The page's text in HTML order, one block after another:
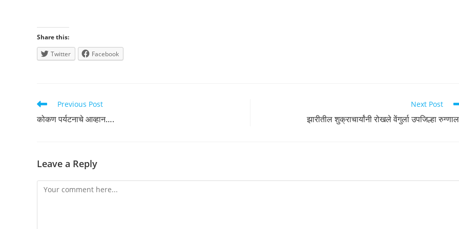
Share this:
Twitter
Facebook
Read
more
articles
Previous Post
कोकण पर्यटनाचे आव्हान….
Next Post
झारीतील शुक्राचार्यांनी रोखले वेंगुर्ला उपजिल्हा
Leave a Reply
Comment